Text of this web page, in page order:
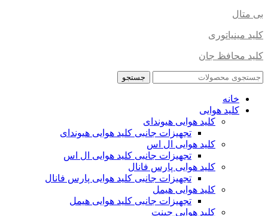
بی متال
کلید مینیاتوری
کلید محافظ جان
جستجو
خانه
کلید هوایی
کلید هوایی هیوندای
تجهیزات جانبی کلید هوایی هیوندای
کلید هوایی ال اس
تجهیزات جانبی کلید هوایی ال اس
کلید هوایی پارس فانال
تجهیزات جانبی کلید هوایی پارس فانال
کلید هوایی هیمل
تجهیزات جانبی کلید هوایی هیمل
کلید هوایی چینت